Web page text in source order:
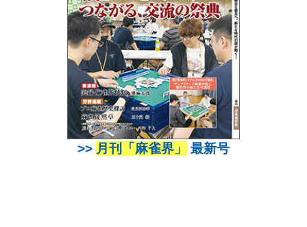
>> 月刊「麻雀界」 最新号